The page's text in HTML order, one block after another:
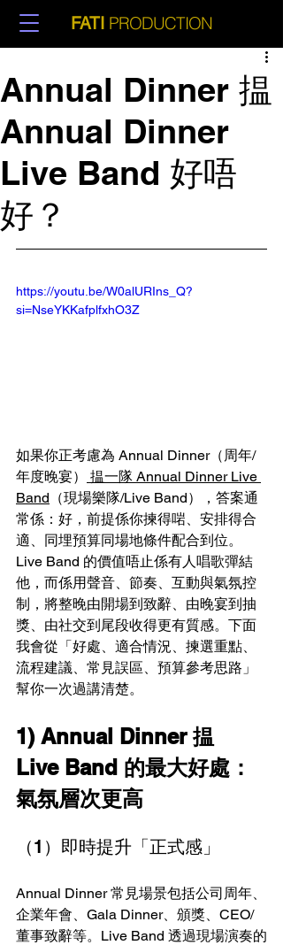
FATI PRODUCTION
Annual Dinner 揾
Annual Dinner
Live Band 好唔
好？
https://youtu.be/W0alURIns_Q?
si=NseYKKafplfxhO3Z
如果你正考慮為 Annual Dinner（周年/
年度晚宴）
揾一隊 Annual Dinner Live
Band （現場樂隊/Live Band），答案通
常係：好，前提係你揀得啱、安排得合
適、同埋預算同場地條件配合到位。
Live Band 的價值唔止係有人唱歌彈結
他，而係用聲音、節奏、互動與氣氛控
制，將整晚由開場到致辭、由晚宴到抽
獎、由社交到尾段收得更有質感。下面
我會從「好處、適合情況、揀選重點、
流程建議、常見誤區、預算參考思路」
幫你一次過講清楚。
1) Annual Dinner 揾
Live Band 的最大好處：
氣氛層次更高
（1）即時提升「正式感」
Annual Dinner 常見場景包括公司周年、
企業年會、Gala Dinner、頒獎、CEO/
董事致辭等。Live Band 透過現場演奏的